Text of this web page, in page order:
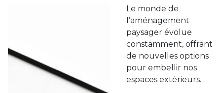
Le monde de
l’aménagement
paysager évolue
constamment, offrant
de nouvelles options
pour embellir nos
espaces extérieurs.